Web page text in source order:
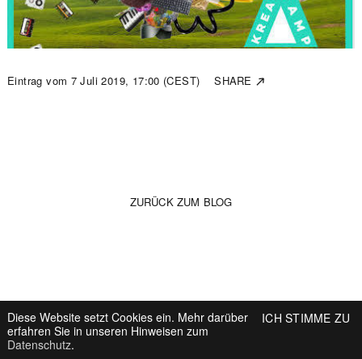
Eintrag vom 7 Juli 2019, 17:00 (CEST) SHARE ↗
ZURÜCK ZUM BLOG
ICH STIMME ZU
Diese Website setzt Cookies ein. Mehr darüber
erfahren Sie in unseren Hinweisen zum
Datenschutz.